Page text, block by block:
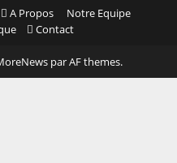
A Propos
Notre Equipe
Contact
par AF themes.